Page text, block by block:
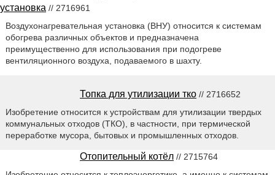
установка // 2716961
Воздухонагревательная установка (ВНУ) относится к системам
обогрева различных объектов и предназначена
преимущественно для использования при подогреве
вентиляционного воздуха, подаваемого в шахту.
Топка для утилизации тко // 2716652
Изобретение относится к устройствам для утилизации твердых
коммунальных отходов (ТКО), в частности, при термической
переработке мусора, бытовых и промышленных отходов.
Отопительный котёл // 2715764